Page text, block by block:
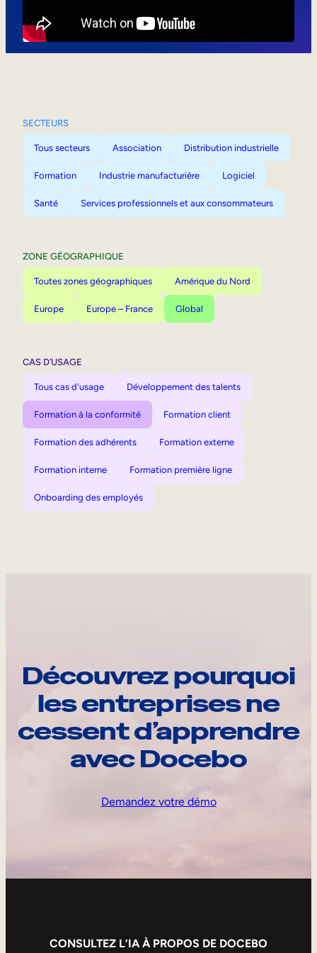
SECTEURS
Tous secteurs Association Distribution industrielle
Formation Industrie manufacturière Logiciel
Santé Services professionnels et aux consommateurs
ZONE GÉOGRAPHIQUE
Toutes zones géographiques Amérique du Nord
Europe Europe – France Global
CAS D’USAGE
Tous cas d'usage Développement des talents
Formation à la conformité Formation client
Formation des adhérents Formation externe
Formation interne Formation première ligne
Onboarding des employés
Découvrez pourquoi
les entreprises ne
cessent d’apprendre
avec Docebo
Demandez votre démo
CONSULTEZ L’IA À PROPOS DE DOCEBO